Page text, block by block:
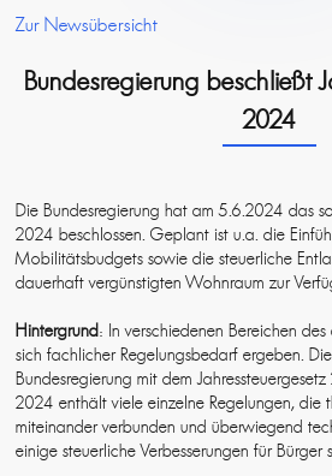
Zur Newsübersicht
Bundesregierung beschließt
2024
Die Bundesregierung hat am 5.6.2024 das
2024 beschlossen. Geplant ist u.a. die
Mobilitätsbudgets sowie die steuerliche
dauerhaft vergünstigten Wohnraum zur
Hintergrund: In verschiedenen Bereichen
sich fachlicher Regelungsbedarf ergeben.
Bundesregierung mit dem
2024 enthält viele einzelne Regelungen, die
miteinander verbunden und überwiegend
einige steuerliche Verbesserungen für Bürger